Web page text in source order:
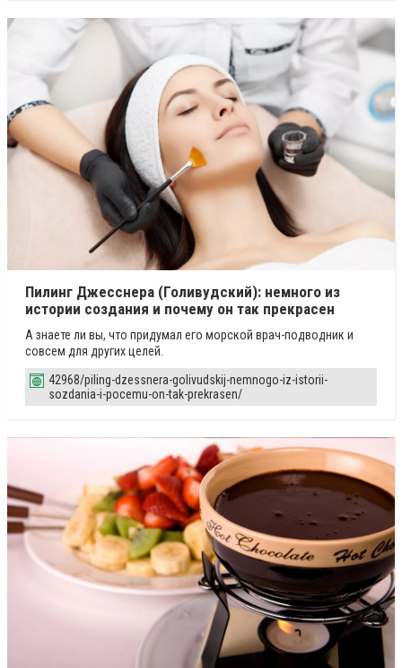
Пилинг Джесснера (Голивудский): немного из
истории создания и почему он так прекрасен
А знаете ли вы, что придумал его морской врач-подводник и
совсем для других целей.
42968/piling-dzessnera-golivudskij-nemnogo-iz-istorii-
sozdania-i-pocemu-on-tak-prekrasen/